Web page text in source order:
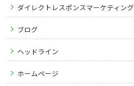
ダイレクトレスポンスマーケティング
ブログ
ヘッドライン
ホームページ